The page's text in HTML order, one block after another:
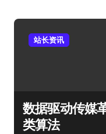
站长资讯
数据驱动传媒
类算法